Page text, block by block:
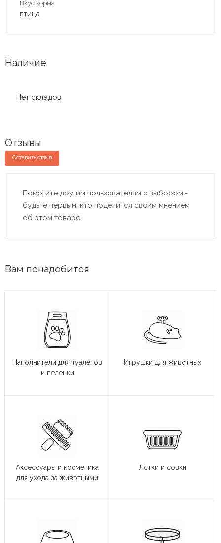
Вкус корма
птица
Наличие
Нет складов
Отзывы
Оставить отзыв
Помогите другим пользователям с выбором -
будьте первым, кто поделится своим мнением
об этом товаре
Вам понадобится
Наполнители для туалетов
и пеленки
Игрушки для животных
Аксессуары и косметика
для ухода за животными
Лотки и совки